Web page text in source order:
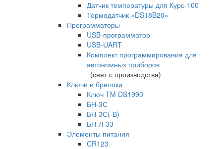
Датчик температуры для Курс-100
Термодатчик «DS18B20»
Программаторы
USB-программатор
USB-UART
Комплект программирования для
автономных приборов
(снят с производства)
Ключи и брелоки
Ключ TM DS1990
БН-3С
БН-3С(-В)
БН-Л-33
Элементы питания
CR123